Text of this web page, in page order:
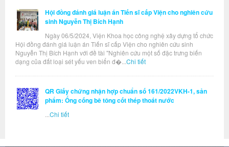
Hội đồng đánh giá luận án Tiến sĩ cấp Viện cho nghiên cứu
sinh Nguyễn Thị Bích Hạnh
Ngày 06/5/2024, Viện Khoa học công nghệ xây dựng tổ chức
Hội đồng đánh giá luận án Tiến sĩ cấp Viện cho nghiên cứu sinh
Nguyễn Thị Bích Hạnh với đề tài "Nghiên cứu một số đặc trưng biến
dạng của đất loại sét yếu ven biển đ�... Chi tiết
QR Giấy chứng nhận hợp chuẩn số 161/2022VKH-1, sản
phẩm: Ống cống bê tông cốt thép thoát nước
Chi tiết